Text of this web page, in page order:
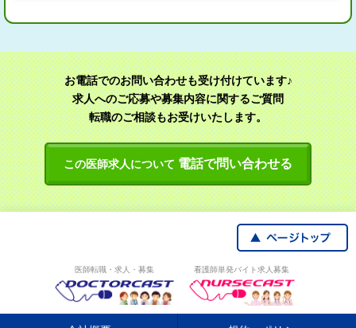
お電話でのお問い合わせも受け付けています♪
求人へのご応募や募集内容に関するご質問
転職のご相談もお受けいたします。
この医師求人について 電話で問い合わせる
医師転職・求人・募集 看護師単発バイト求人募集